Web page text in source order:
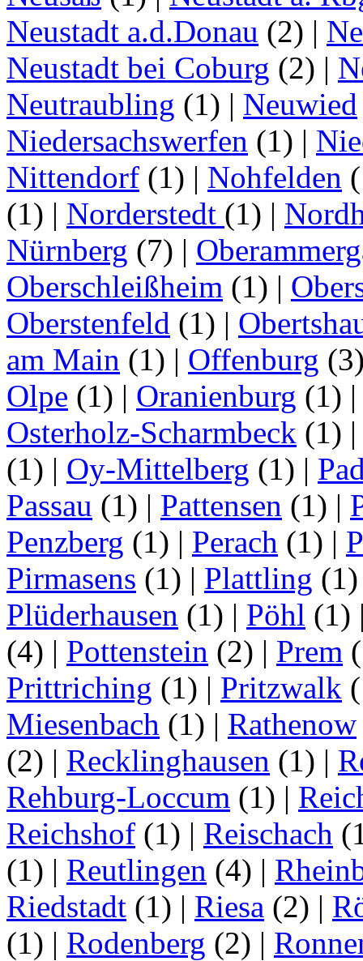
Neustadt a.d.Donau (2) |
Neustadt bei Coburg (2) |
Neutraubling (1) | Neuwied
Niedersachswerfen (1) |
Nittendorf (1) | Nohfelden
(1) | Norderstedt (1) |
Nürnberg (7) |
Oberschleißheim (1) |
Oberstenfeld (1) |
am Main (1) | Offenburg
Olpe (1) | Oranienburg (1)
Osterholz-Scharmbeck (1)
(1) | Oy-Mittelberg (1) |
Passau (1) | Pattensen (1) |
Penzberg (1) | Perach (1) |
Pirmasens (1) | Plattling
Plüderhausen (1) | Pöhl (1)
(4) | Pottenstein (2) | Prem
Prittriching (1) | Pritzwalk
Miesenbach (1) | Rathenow
(2) | Recklinghausen (1) |
Rehburg-Loccum (1) |
Reichshof (1) | Reischach
(1) | Reutlingen (4) |
Riedstadt (1) | Riesa (2) |
(1) | Rodenberg (2) |